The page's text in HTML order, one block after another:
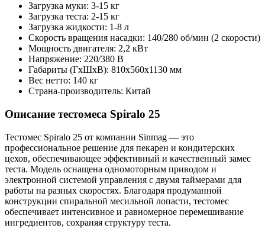
Загрузка муки: 3-15 кг
Загрузка теста: 2-15 кг
Загрузка жидкости: 1-8 л
Скорость вращения насадки: 140/280 об/мин (2 скорости)
Мощность двигателя: 2,2 кВт
Напряжение: 220/380 В
Габариты (ГхШхВ): 810х560х1130 мм
Вес нетто: 140 кг
Страна-производитель: Китай
Описание тестомеса Spiralo 25
Тестомес Spiralo 25 от компании Sinmag — это
профессиональное решение для пекарен и кондитерских
цехов, обеспечивающее эффективный и качественный замес
теста. Модель оснащена одномоторным приводом и
электронной системой управления с двумя таймерами для
работы на разных скоростях. Благодаря продуманной
конструкции спиральной месильной лопасти, тестомес
обеспечивает интенсивное и равномерное перемешивание
ингредиентов, сохраняя структуру теста.